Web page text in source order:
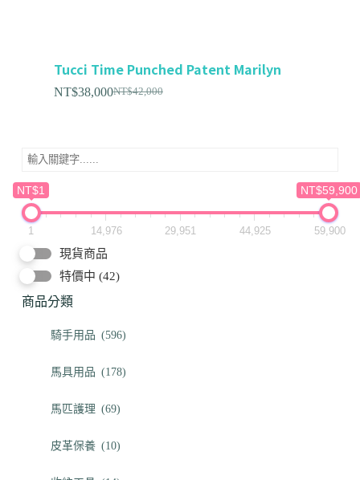
NT$1 NT$59,900
1 14,976 29,951 44,925 59,900
現貨商品
特價中 (42)
商品分類
騎手用品 (596)
馬具用品 (178)
馬匹護理 (69)
皮革保養 (10)
Tucci Time Punched Patent Marilyn
NT$42,000
NT$38,000